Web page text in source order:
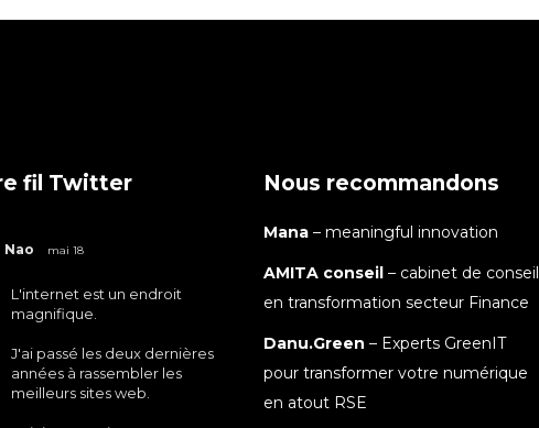
fil Twitter
Nao mai 18
L'internet est un endroit
magnifique.
J'ai passé les deux dernières
années à rassembler les
meilleurs sites web.
Nous recommandons
Mana – meaningful innovation
AMITA conseil – cabinet de conseil
en transformation secteur Finance
Danu.Green – Experts GreenIT
pour transformer votre numérique
en atout RSE